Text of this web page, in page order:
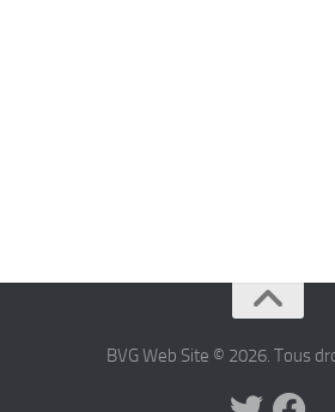
BVG Web Site © 2026. Tous